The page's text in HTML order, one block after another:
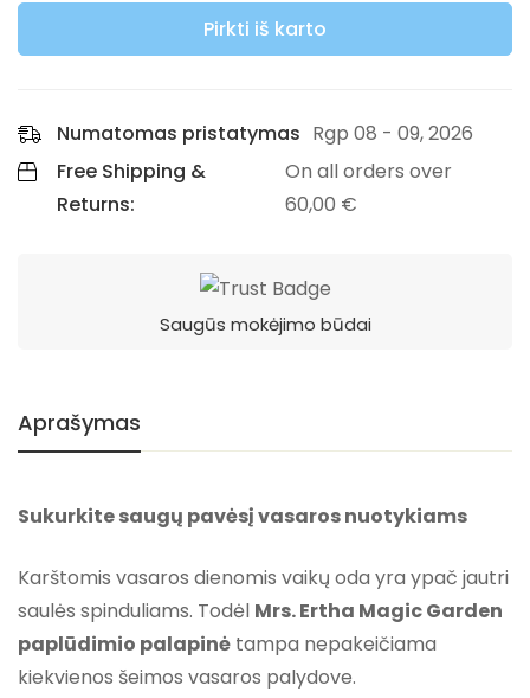
Pirkti iš karto
Numatomas pristatymas Rgp 08 - 09, 2026
Free Shipping &
Returns:
On all orders over
60,00 €
Saugūs mokėjimo būdai
Aprašymas
Sukurkite saugų pavėsį vasaros nuotykiams
Karštomis vasaros dienomis vaikų oda yra ypač jautri
saulės spinduliams. Todėl Mrs. Ertha Magic Garden
paplūdimio palapinė tampa nepakeičiama
kiekvienos šeimos vasaros palydove.